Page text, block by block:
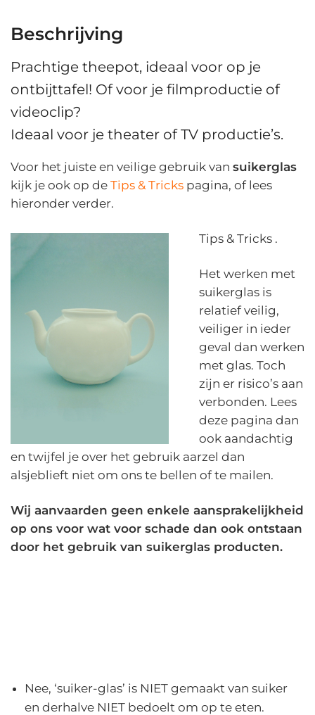
cm
Beschrijving
Prachtige theepot, ideaal voor op je
ontbijttafel! Of voor je filmproductie of
videoclip?
Ideaal voor je theater of TV productie’s.
Voor het juiste en veilige gebruik van suikerglas
kijk je ook op de Tips & Tricks pagina, of lees
hieronder verder.
Tips & Tricks .
Het werken met
suikerglas is
relatief veilig,
veiliger in ieder
geval dan werken
met glas. Toch
zijn er risico’s aan
verbonden. Lees
deze pagina dan
ook aandachtig
en twijfel je over het gebruik aarzel dan
alsjeblieft niet om ons te bellen of te mailen.
Wij aanvaarden geen enkele aansprakelijkheid
op ons voor wat voor schade dan ook ontstaan
door het gebruik van suikerglas producten.
Nee, ‘suiker-glas’ is NIET gemaakt van suiker
en derhalve NIET bedoelt om op te eten.